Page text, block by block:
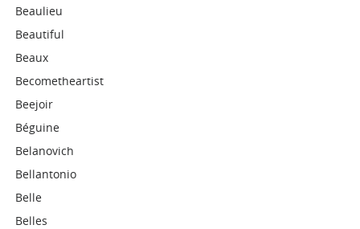
Beaulieu
Beautiful
Beaux
Becometheartist
Beejoir
Béguine
Belanovich
Bellantonio
Belle
Belles